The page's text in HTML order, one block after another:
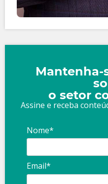
Mantenha-
o setor
Assine e receba
Nome*
Email*